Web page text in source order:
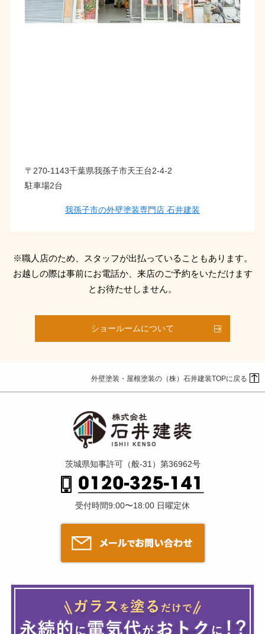
〒270-1143千葉県我孫子市天王台2-4-2
駐車場2台
我孫子市の外壁塗装専門店 石井建装
※職人店のため、スタッフが出払っていることもあります。
お越しの際は事前にお電話か、来店のご予約をいただけます
とお待たせしません。
ショールームについて
外壁塗装・屋根塗装の（株）石井建装TOPに戻る
茨城県知事許可（般-31）第36962号
受付時間9:00〜18:00 日曜定休